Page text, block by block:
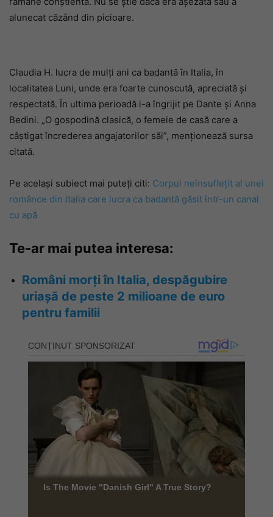
alunecat căzând din picioare.
Claudia H. lucra de mulți ani ca badantă în Italia, în
localitatea Luni, unde era foarte cunoscută, apreciată și
respectată. În ultima perioadă i-a îngrijit pe Dante și Anna
Bedini. „O gospodină clasică, o femeie de casă care a
câștigat încrederea angajatorilor săi”, menționează sursa
citată.
Pe același subiect mai puteți citi: Corpul neînsuflețit al unei
românce din Italia care lucra ca badantă găsit într-un canal
cu apă
Te-ar mai putea interesa:
Români morți în Italia, despăgubire
uriașă de peste 2 milioane de euro
pentru familii